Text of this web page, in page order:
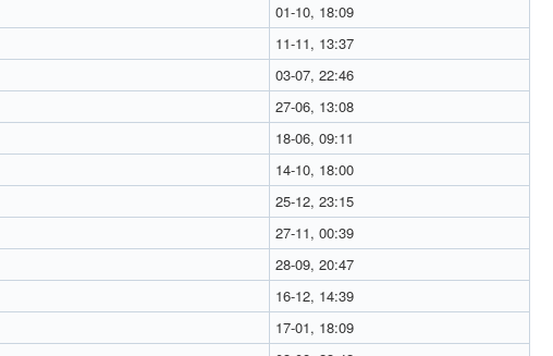
01-10, 18:09
11-11, 13:37
03-07, 22:46
27-06, 13:08
18-06, 09:11
14-10, 18:00
25-12, 23:15
27-11, 00:39
28-09, 20:47
16-12, 14:39
17-01, 18:09